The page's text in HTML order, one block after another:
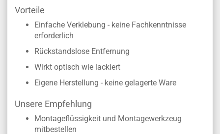
Vorteile
Einfache Verklebung - keine Fachkenntnisse
erforderlich
Rückstandslose Entfernung
Wirkt optisch wie lackiert
Eigene Herstellung - keine gelagerte Ware
Unsere Empfehlung
Montageflüssigkeit und Montagewerkzeug
mitbestellen